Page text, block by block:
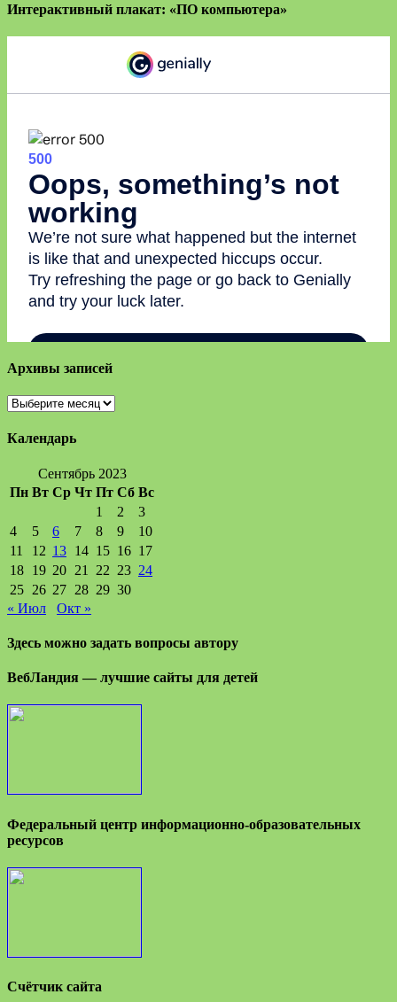
Интерактивный плакат: «ПО компьютера»
Архивы записей
Архивы
Календарь
Сентябрь 2023
Пн Вт Ср Чт Пт Сб Вс
1
2
3
4
5 6 7 8 9
10
11
12 13 14 15 16 17
18 19 20 21 22 23 24
25 26 27 28 29 30
« Июл
Окт »
Здесь можно задать вопросы автору
ВебЛандия — лучшие сайты для детей
Федеральный центр информационно-образовательных
ресурсов
Счётчик сайта